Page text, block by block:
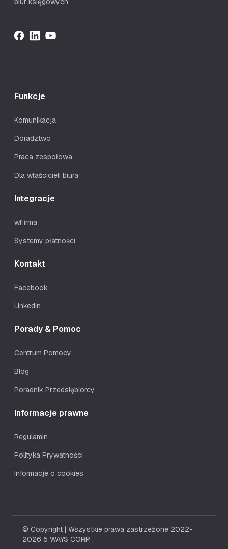
Funkcje
Komunikacja
Doradztwo
Praca zespołowa
Dla właścicieli biura
Integracje
wFirma
Systemy płatności
Kontakt
Facebook
Linkedin
Porady & Pomoc
Centrum Pomocy
Blog
Poradnik Przedsiębiorcy
Informacje prawne
Regulamin
Polityka Prywatności
Informacje o cookies
© Copyright | Wszystkie prawa zastrzeżone 2022-
2026 5 WAYS CORP.